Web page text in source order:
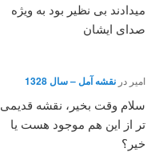
میدادند بی نظیر بود به ویژه
صدای ایشان
امیر در نقشه آمل – سال 1328
سلام وقت بخیر، نقشه قدیمی
تر از این هم موجود هست یا
خیر؟